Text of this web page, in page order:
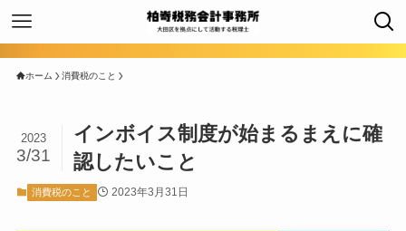
ホーム 消費税のこと
インボイス制度が始まるまえに確
認したいこと
2023
3/31
消費税のこと 2023年3月31日